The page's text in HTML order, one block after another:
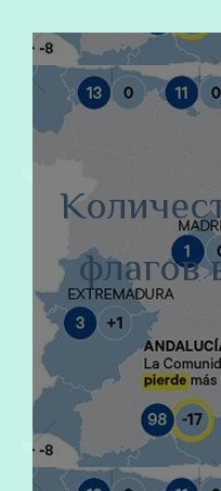
флагов